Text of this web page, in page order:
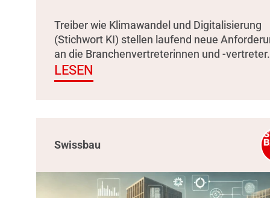
Treiber wie Klimawandel und Digitalisierung
(Stichwort KI) stellen laufend neue
an die Branchenvertreterinnen und -vertreter.
LESEN
Swissbau